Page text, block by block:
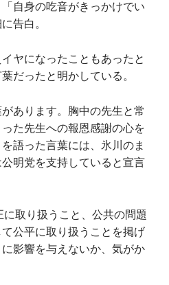
自身の吃音がきっかけでい
告白。
ヤになったこともあったと
だったと明かしている。
あります。胸中の先生と常
た先生への報恩感謝の心を
語った言葉には、氷川のま
明党を支持していると宣言
取り扱うこと、公共の問題
公平に取り扱うことを掲げ
影響を与えないか、気がか